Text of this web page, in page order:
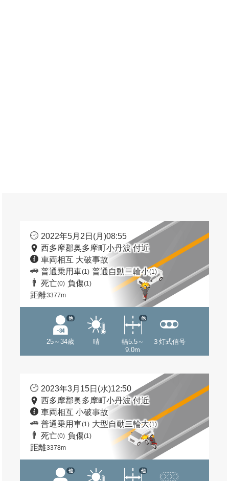
2022年5月2日(月)08:55
西多摩郡奥多摩町小丹波 付近
車両相互 大破事故
普通乗用車(1) 普通自動二輪小(1)
死亡(0) 負傷(1)
距離3377m
25～34歳
他
晴
幅5.5～
9.0m
他
３灯式信号
2023年3月15日(水)12:50
西多摩郡奥多摩町小丹波 付近
車両相互 小破事故
普通乗用車(1) 大型自動二輪大(1)
死亡(0) 負傷(1)
距離3378m
他 他